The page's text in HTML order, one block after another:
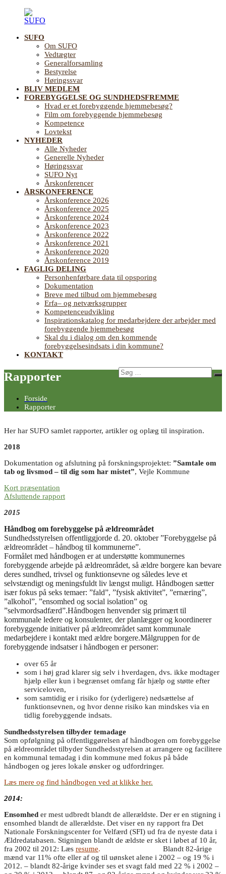
Landsforening
Sundhedsfremme
Forebyggelse
ældreområdet
SUFO
Om SUFO
Vedtægter
Generalforsamling
Bestyrelse
Høringssvar
BLIV MEDLEM
FOREBYGGELSE OG SUNDHEDSFREMME
Hvad er et forebyggende hjemmebesøg?
Film om forebyggende hjemmebesøg
Kompetence
Lovtekst
NYHEDER
Alle Nyheder
Generelle Nyheder
Høringssvar
SUFO Nyt
Årskonferencer
ÅRSKONFERENCE
Årskonference 2026
Årskonference 2025
Årskonference 2024
Årskonference 2023
Årskonference 2022
Årskonference 2021
Årskonference 2020
Årskonference 2019
FAGLIG DELING
Personhenførbare data til opsporing
Dokumentation
Breve med tilbud om hjemmebesøg
Erfa– og netværksgrupper
Kompetenceudvikling
Inspirationskatalog for medarbejdere der arbejder med
forebyggende hjemmebesøg
Skal du i dialog om den kommende
forebyggelsesindsats i din kommune?
KONTAKT
Søg
efter:
Rapporter
Forside
Rapporter
Her har SUFO samlet rapporter, artikler og oplæg til inspiration.
2018
Dokumentation og afslutning på forskningsprojektet: ”Samtale om
tab og livsmod – til dig som har mistet”, Vejle Kommune
Kort præsentation
Afsluttende rapport
2015
Håndbog om forebyggelse på ældreområdet
Sundhedsstyrelsen offentliggjorde d. 20. oktober ”Forebyggelse på
ældreområdet – håndbog til kommunerne”.
Formålet med håndbogen er at understøtte kommunernes
forebyggende arbejde på ældreområdet, så ældre borgere kan bevare
deres sundhed, trivsel og funktionsevne og således leve et
selvstændigt og meningsfuldt liv længst muligt. Håndbogen sætter
især fokus på seks temaer: ”fald”, ”fysisk aktivitet”, ”ernæring”,
”alkohol”, ”ensomhed og social isolation” og
”selvmordsadfærd”.Håndbogen henvender sig primært til
kommunale ledere og konsulenter, der planlægger og koordinerer
forebyggende initiativer på ældreområdet samt kommunale
medarbejdere i kontakt med ældre borgere.Målgruppen for de
forebyggende indsatser i håndbogen er personer:
over 65 år
som i høj grad klarer sig selv i hverdagen, dvs. ikke modtager
hjælp eller kun i begrænset omfang får hjælp og støtte efter
serviceloven,
som samtidig er i risiko for (yderligere) nedsættelse af
funktionsevnen, og hvor denne risiko kan mindskes via en
tidlig forebyggende indsats.
Sundhedsstyrelsen tilbyder temadage
Som opfølgning på offentliggørelsen af håndbogen om forebyggelse
på ældreområdet tilbyder Sundhedsstyrelsen at arrangere og facilitere
en kommunal temadag i din kommune med fokus på både
håndbogen og jeres lokale ønsker og udfordringer.
Læs mere og find håndbogen ved at klikke her.
2014:
Ensomhed er mest udbredt blandt de allerældste. Der er en stigning i
ensomhed blandt de allerældste. Det viser en ny rapport fra Det
Nationale Forskningscenter for Velfærd (SFI) ud fra de nyeste data i
Ældredatabasen. Stigningen blandt de ældste er sket i løbet af 10 år,
fra 2002 til 2012: Læs resume.
Blandt 82-årige
mænd var 11% ofte eller af og til uønsket alene i 2002 – og 19 % i
2012. – blandt 82-årige kvinder ses et svagt fald med 22 % i 2002 –